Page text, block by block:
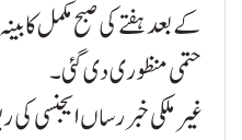
کے بعد ہفتے کی صبح مکمل
حتمی منظوری دی گئی۔
غیر ملکی خبر رساں ایجنسی